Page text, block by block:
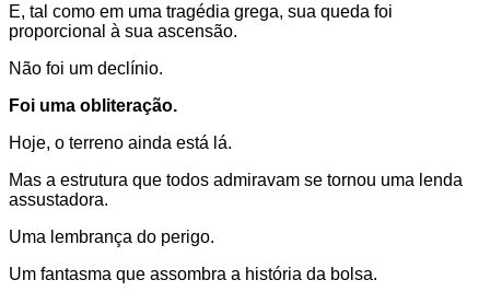
E, tal como em uma tragédia grega, sua queda foi
proporcional à sua ascensão.
Não foi um declínio.
Foi uma obliteração.
Hoje, o terreno ainda está lá.
Mas a estrutura que todos admiravam se tornou uma lenda
assustadora.
Uma lembrança do perigo.
Um fantasma que assombra a história da bolsa.